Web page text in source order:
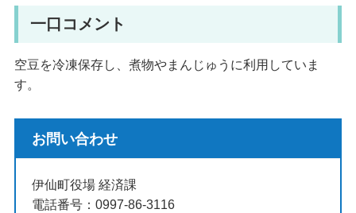
一口コメント
空豆を冷凍保存し、煮物やまんじゅうに利用していま
す。
お問い合わせ
伊仙町役場 経済課
電話番号：0997-86-3116